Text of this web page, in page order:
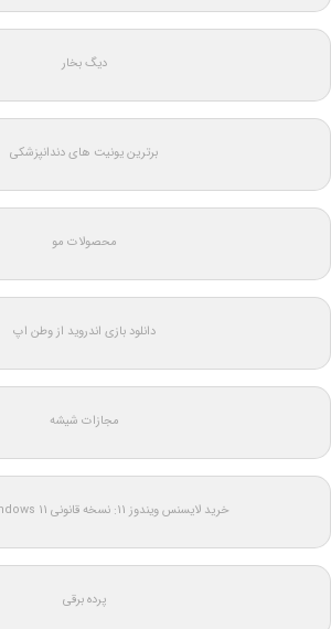
دیگ بخار
برترین یونیت های دندانپزشکی
محصولات مو
دانلود بازی اندروید از وطن اپ
مجازات شیشه
خرید لایسنس ویندوز 11: نسخه قانونی Windows 11 اورجینال
پرده برقی